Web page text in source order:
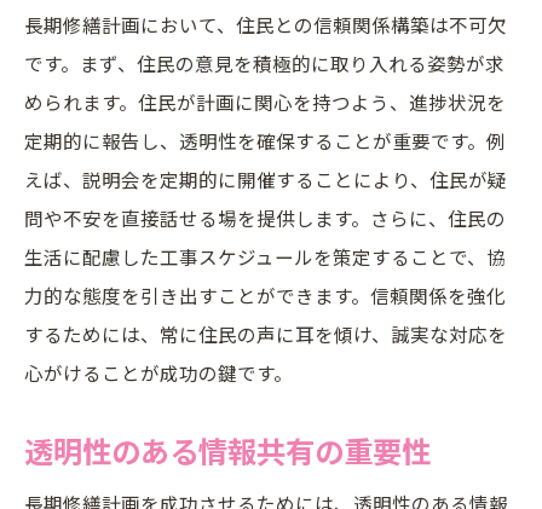
長期修繕計画において、住民との信頼関係構築は不可欠
です。まず、住民の意見を積極的に取り入れる姿勢が求
められます。住民が計画に関心を持つよう、進捗状況を
定期的に報告し、透明性を確保することが重要です。例
えば、説明会を定期的に開催することにより、住民が疑
問や不安を直接話せる場を提供します。さらに、住民の
生活に配慮した工事スケジュールを策定することで、協
力的な態度を引き出すことができます。信頼関係を強化
するためには、常に住民の声に耳を傾け、誠実な対応を
心がけることが成功の鍵です。
透明性のある情報共有の重要性
長期修繕計画を成功させるためには、透明性のある情報